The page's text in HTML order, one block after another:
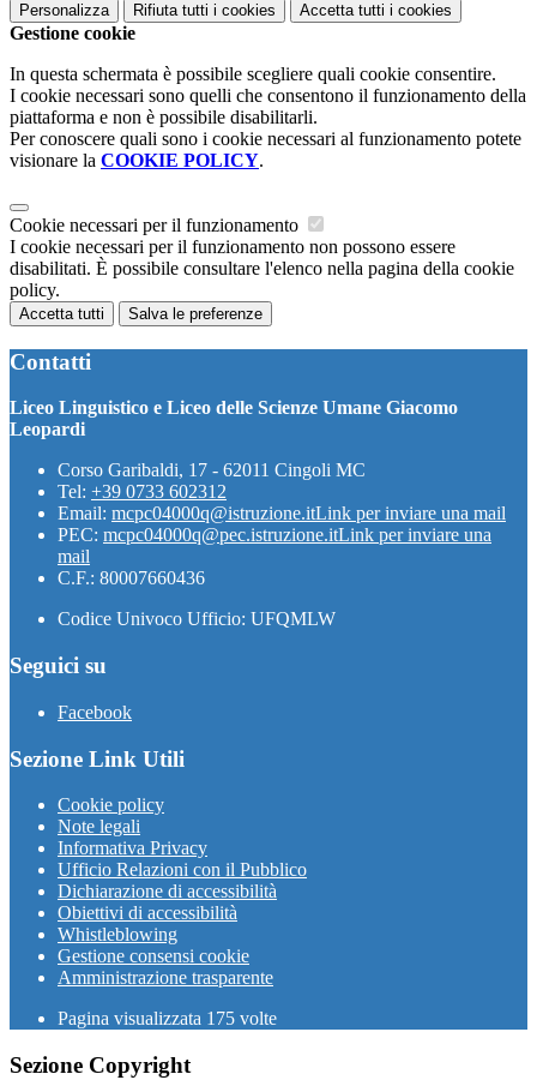
Personalizza Rifiuta tutti i cookies Accetta tutti i cookies
Gestione cookie
In questa schermata è possibile scegliere quali cookie consentire.
I cookie necessari sono quelli che consentono il funzionamento della
piattaforma e non è possibile disabilitarli.
Per conoscere quali sono i cookie necessari al funzionamento potete
visionare la COOKIE POLICY.
Cookie necessari per il funzionamento
I cookie necessari per il funzionamento non possono essere
disabilitati. È possibile consultare l'elenco nella pagina della cookie
policy.
Accetta tutti Salva le preferenze
Contatti
Liceo Linguistico e Liceo delle Scienze Umane Giacomo
Leopardi
Corso Garibaldi, 17 - 62011 Cingoli MC
Tel: +39 0733 602312
Email: mcpc04000q@istruzione.itLink per inviare una mail
PEC: mcpc04000q@pec.istruzione.itLink per inviare una
mail
C.F.: 80007660436
Codice Univoco Ufficio: UFQMLW
Seguici su
Facebook
Sezione Link Utili
Cookie policy
Note legali
Informativa Privacy
Ufficio Relazioni con il Pubblico
Dichiarazione di accessibilità
Obiettivi di accessibilità
Whistleblowing
Gestione consensi cookie
Amministrazione trasparente
Pagina visualizzata 175 volte
Sezione Copyright